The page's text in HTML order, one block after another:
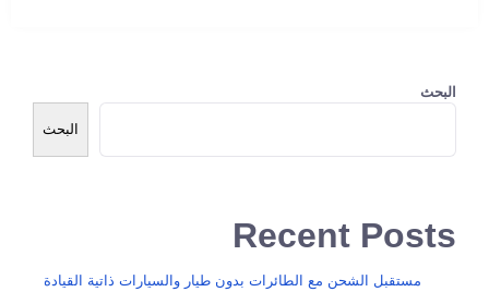
البحث
البحث
Recent Posts
مستقبل الشحن مع الطائرات بدون طيار والسيارات ذاتية القيادة